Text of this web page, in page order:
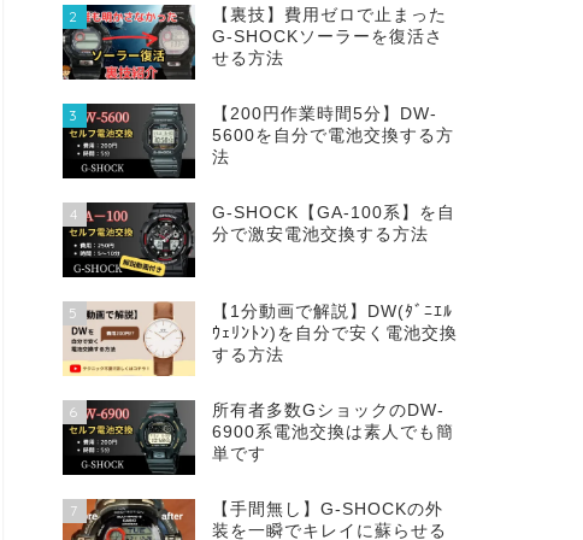
2
【裏技】費用ゼロで止まった
G-SHOCKソーラーを復活さ
せる方法
3
【200円作業時間5分】DW‐
5600を自分で電池交換する方
法
4
G-SHOCK【GA-100系】を自
分で激安電池交換する方法
5
【1分動画で解説】DW(ﾀﾞﾆｴﾙ
ｳｪﾘﾝﾄﾝ)を自分で安く電池交換
する方法
6
所有者多数GショックのDW-
6900系電池交換は素人でも簡
単です
7
【手間無し】G-SHOCKの外
装を一瞬でキレイに蘇らせる